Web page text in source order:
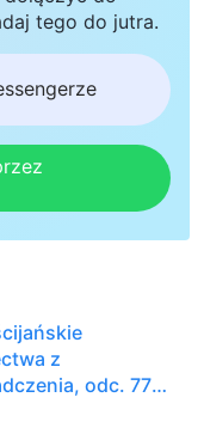
tego do jutra.
z
odc. 776: